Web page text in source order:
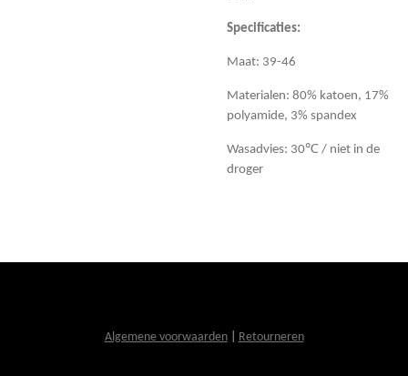
Specificaties:
Maat: 39-46
Materialen: 80% katoen, 17%
polyamide, 3% spandex
Wasadvies: 30℃ / niet in de
droger
Algemene voorwaarden| Retourneren